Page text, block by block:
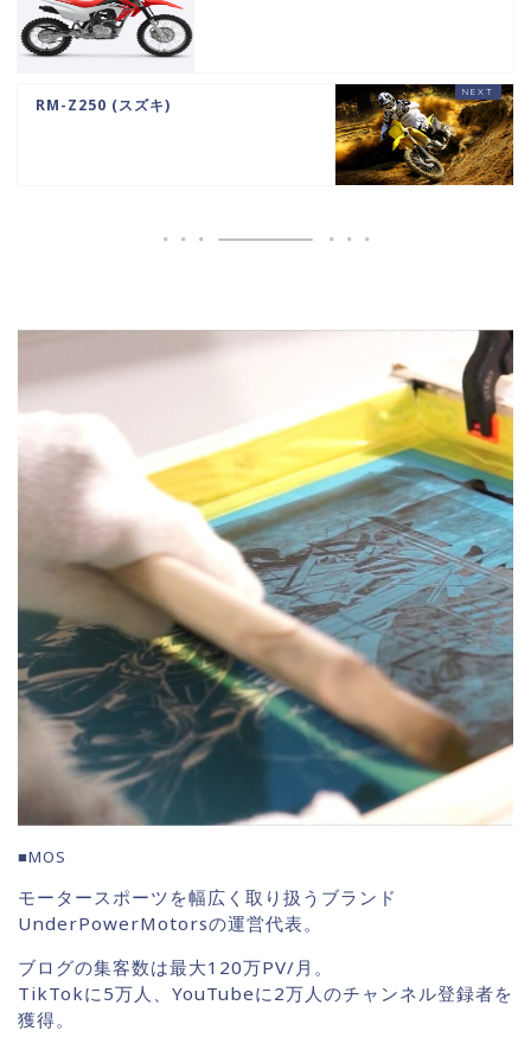
RM-Z250 (スズキ)
■MOS
モータースポーツを幅広く取り扱うブランド
UnderPowerMotorsの運営代表。
ブログの集客数は最大120万PV/月。
TikTokに5万人、YouTubeに2万人のチャンネル登録者を
獲得。